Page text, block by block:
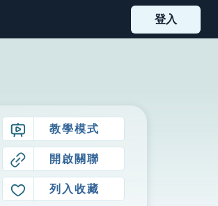
登入
教學模式
開啟關聯
列入收藏